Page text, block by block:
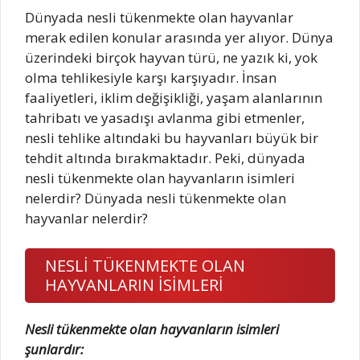
Dünyada nesli tükenmekte olan hayvanlar
merak edilen konular arasında yer alıyor. Dünya
üzerindeki birçok hayvan türü, ne yazık ki, yok
olma tehlikesiyle karşı karşıyadır. İnsan
faaliyetleri, iklim değişikliği, yaşam alanlarının
tahribatı ve yasadışı avlanma gibi etmenler,
nesli tehlike altındaki bu hayvanları büyük bir
tehdit altında bırakmaktadır. Peki, dünyada
nesli tükenmekte olan hayvanların isimleri
nelerdir? Dünyada nesli tükenmekte olan
hayvanlar nelerdir?
NESLİ TÜKENMEKTE OLAN
HAYVANLARIN İSİMLERİ
Nesli tükenmekte olan hayvanların isimleri
şunlardır: